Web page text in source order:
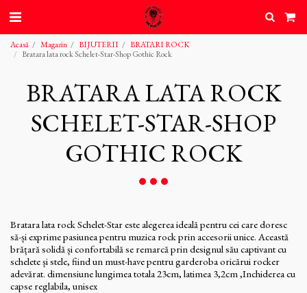
Acasă Magazin BIJUTERII
BRATARI ROCK
Bratara lata rock Schelet-Star-Shop Gothic Rock
BRATARA LATA ROCK
SCHELET-STAR-SHOP
GOTHIC ROCK
Bratara lata rock Schelet-Star este alegerea ideală pentru cei care doresc
să-și exprime pasiunea pentru muzica rock prin accesorii unice. Această
brățară solidă și confortabilă se remarcă prin designul său captivant cu
schelete și stele, fiind un must-have pentru garderoba oricărui rocker
adevărat. dimensiune lungimea totala 23cm, latimea 3,2cm ,Inchiderea cu
capse reglabila, unisex